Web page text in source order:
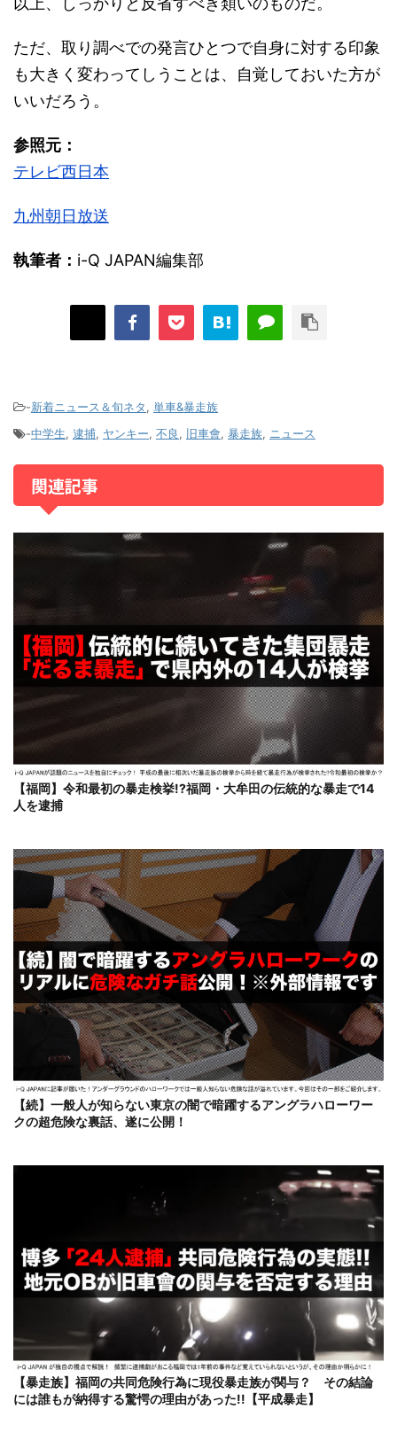
ただ、取り調べでの発言ひとつで自身に対する印象
も大きく変わってしうことは、自覚しておいた方が
いいだろう。
参照元：
テレビ西日本
九州朝日放送
執筆者： i-Q JAPAN編集部
-新着ニュース＆旬ネタ, 単車&暴走族
-中学生, 逮捕, ヤンキー, 不良, 旧車會, 暴走族, ニュース
関連記事
【福岡】令和最初の暴走検挙!?福岡・大牟田の伝統的な暴走で14
人を逮捕
【続】一般人が知らない東京の闇で暗躍するアングラハローワー
クの超危険な裏話、遂に公開！
【暴走族】福岡の共同危険行為に現役暴走族が関与？ その結論
には誰もが納得する驚愕の理由があった!!【平成暴走】